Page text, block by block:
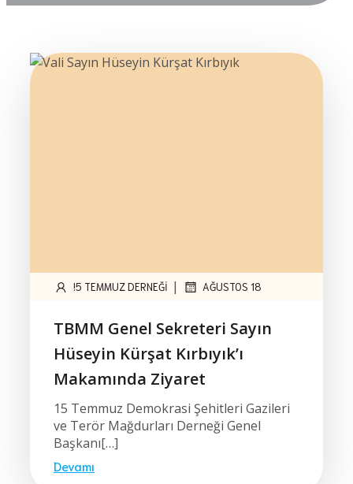
!5 TEMMUZ DERNEĞI | AĞUSTOS 18
TBMM Genel Sekreteri Sayın
Hüseyin Kürşat Kırbıyık’ı
Makamında Ziyaret
15 Temmuz Demokrasi Şehitleri Gazileri
ve Terör Mağdurları Derneği Genel
Başkanı[…]
Devamı